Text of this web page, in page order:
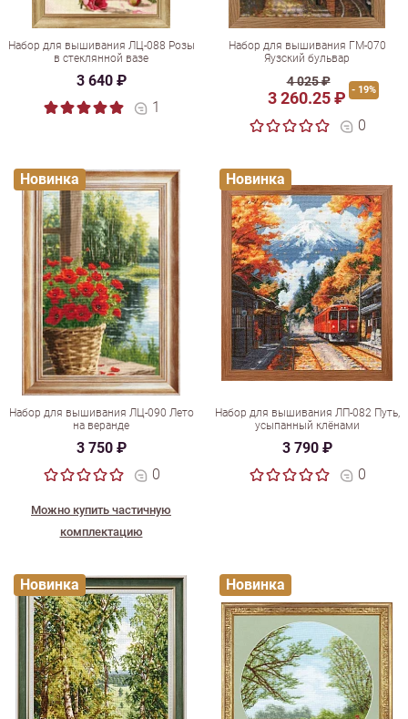
Набор для вышивания ЛЦ-088 Розы
в стеклянной вазе
3 640 ₽
1
Набор для вышивания ГМ-070
Яузский бульвар
4 025 ₽
3 260.25 ₽ - 19%
0
Набор для вышивания ЛЦ-090 Лето
на веранде
3 750 ₽
0
Можно купить частичную
комплектацию
Новинка
Набор для вышивания ЛП-082 Путь,
усыпанный клёнами
3 790 ₽
0
Новинка
Новинка Новинка